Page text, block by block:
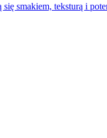
smakiem, teksturą i